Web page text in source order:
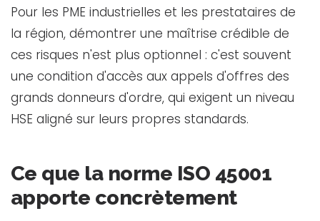
Pour les PME industrielles et les prestataires de
la région, démontrer une maîtrise crédible de
ces risques n'est plus optionnel : c'est souvent
une condition d'accès aux appels d'offres des
grands donneurs d'ordre, qui exigent un niveau
HSE aligné sur leurs propres standards.
Ce que la norme ISO 45001
apporte concrètement